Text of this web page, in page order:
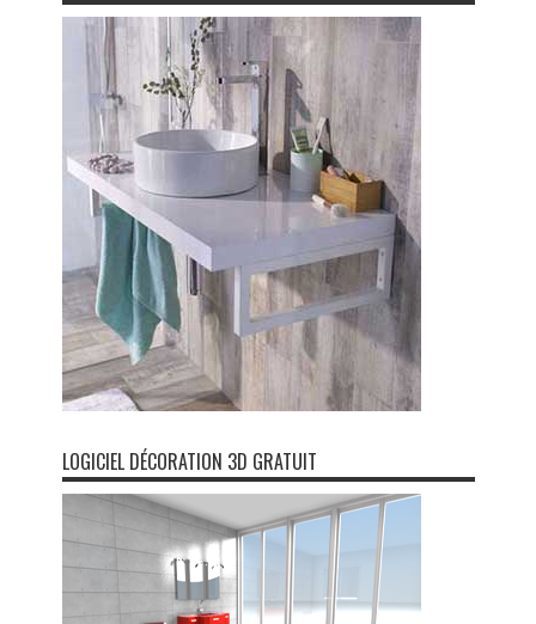
LOGICIEL DÉCORATION 3D GRATUIT